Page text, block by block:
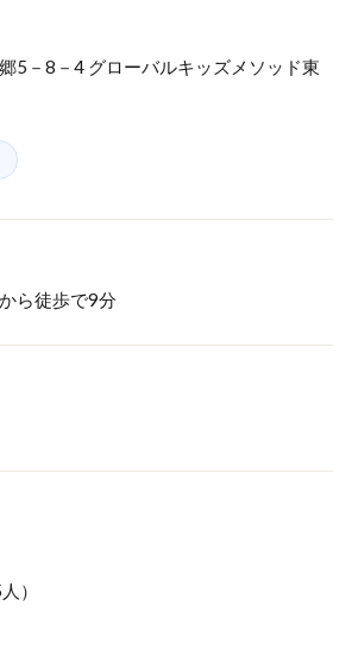
5－8－4 グローバルキッズメソッド東
ら徒歩で9分
）